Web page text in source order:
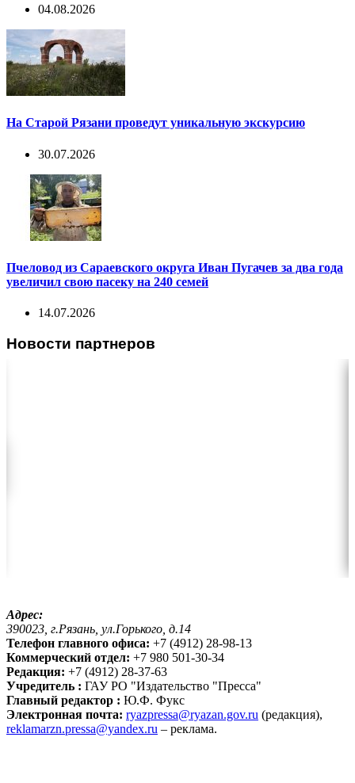
04.08.2026
На Старой Рязани проведут уникальную экскурсию
30.07.2026
Пчеловод из Сараевского округа Иван Пугачев за два года
увеличил свою пасеку на 240 семей
14.07.2026
Новости партнеров
Адрес:
390023, г.Рязань, ул.Горького, д.14
Телефон главного офиса: +7 (4912) 28-98-13
Коммерческий отдел: +7 980 501-30-34
Редакция: +7 (4912) 28-37-63
Учредитель : ГАУ РО "Издательство "Пресса"
Главный редактор : Ю.Ф. Фукс
Электронная почта: ryazpressa@ryazan.gov.ru (редакция),
reklamarzn.pressa@yandex.ru – реклама.